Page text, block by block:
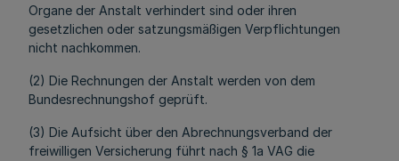
Organe der Anstalt verhindert sind oder ihren
gesetzlichen oder satzungsmäßigen Verpflichtungen
nicht nachkommen.
(2) Die Rechnungen der Anstalt werden von dem
Bundesrechnungshof geprüft.
(3) Die Aufsicht über den Abrechnungsverband der
freiwilligen Versicherung führt nach § 1a VAG die